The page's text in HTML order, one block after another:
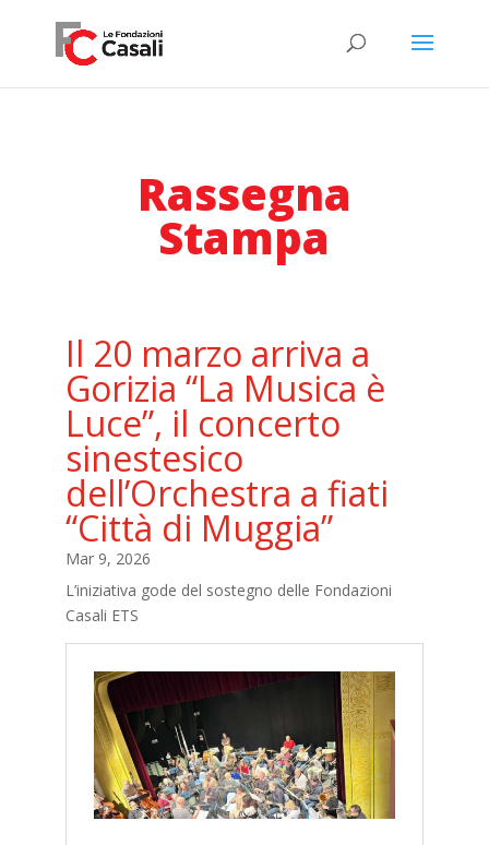
Rassegna
Stampa
Il 20 marzo arriva a
Gorizia “La Musica è
Luce”, il concerto
sinestesico
dell’Orchestra a fiati
“Città di Muggia”
Mar 9, 2026
L’iniziativa gode del sostegno delle Fondazioni
Casali ETS